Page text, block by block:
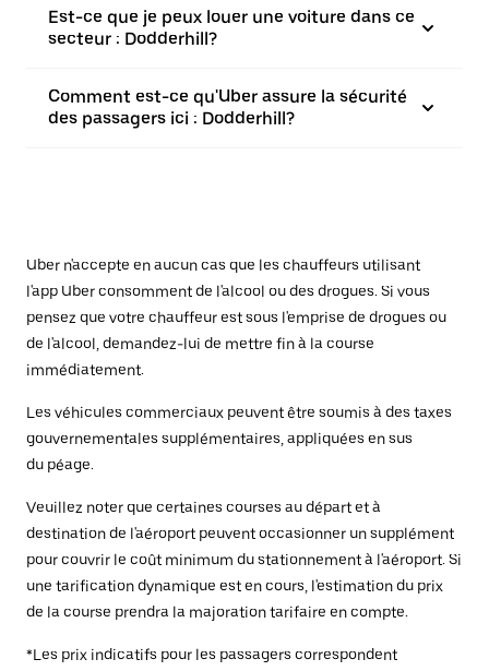
Est-ce que je peux louer une voiture dans ce
secteur : Dodderhill?
Comment est-ce qu'Uber assure la sécurité
des passagers ici : Dodderhill?
Uber n'accepte en aucun cas que les chauffeurs utilisant
l'app Uber consomment de l'alcool ou des drogues. Si vous
pensez que votre chauffeur est sous l'emprise de drogues ou
de l'alcool, demandez-lui de mettre fin à la course
immédiatement.
Les véhicules commerciaux peuvent être soumis à des taxes
gouvernementales supplémentaires, appliquées en sus
du péage.
Veuillez noter que certaines courses au départ et à
destination de l'aéroport peuvent occasionner un supplément
pour couvrir le coût minimum du stationnement à l'aéroport. Si
une tarification dynamique est en cours, l'estimation du prix
de la course prendra la majoration tarifaire en compte.
*Les prix indicatifs pour les passagers correspondent